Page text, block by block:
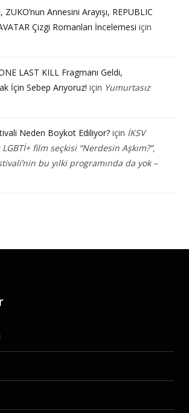
Annesini Arayışı, REPUBLIC
Çizgi Romanları İncelemesi için
LAST KILL Fragmanı Geldi,
İçin Sebep Arıyoruz! için Yumurtasız
Neden Boykot Ediliyor? için İKSV
film seçkisi “Nerdesin Aşkım?”,
bu yılki programında da yok –